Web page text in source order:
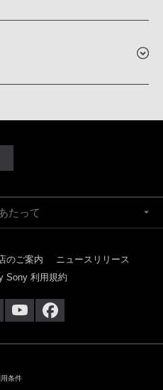
たって
のご案内
ニュースリリース
Sony 利用規約
用条件